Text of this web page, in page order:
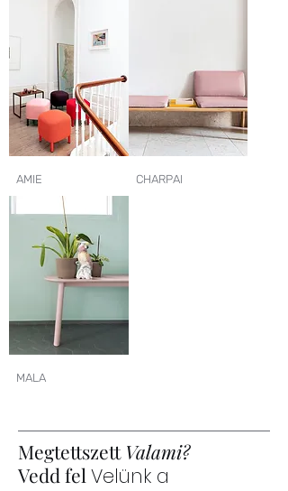
AMIE CHARPAI
MALA
Megtettszett Valami?
Vedd fel Velünk a